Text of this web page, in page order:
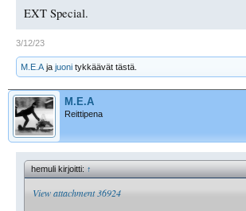
EXT Special.
3/12/23
M.E.A ja juoni tykkäävät tästä.
M.E.A
Reittipena
hemuli kirjoitti:↑
View attachment 36924